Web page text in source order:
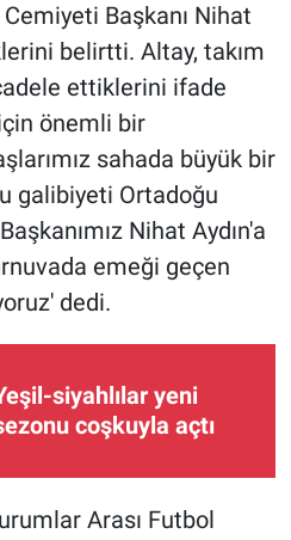
Başkanı Nihat
belirtti. Altay, takım
ettiklerini ifade
önemli bir
sahada büyük bir
galibiyeti Ortadoğu
Nihat Aydın'a
emeği geçen
dedi.
siyahlılar yeni
coşkuyla açtı
Arası Futbol